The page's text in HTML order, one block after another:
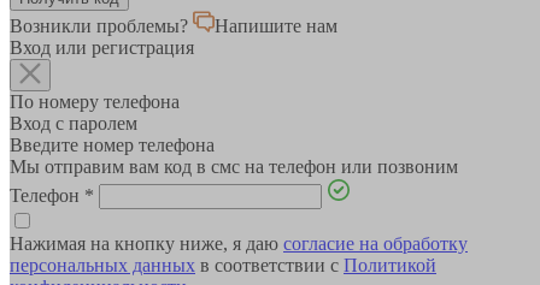
Возникли проблемы?
Напишите нам
Вход или регистрация
По номеру телефона
Вход с паролем
Введите номер телефона
Мы отправим вам код в смс на телефон или позвоним
Телефон *
Нажимая на кнопку ниже, я даю согласие на обработку
персональных данных в соответствии с Политикой